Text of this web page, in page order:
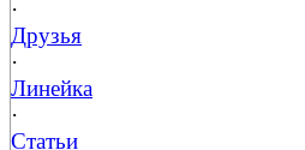
·
Друзья
·
Линейка
·
Статьи